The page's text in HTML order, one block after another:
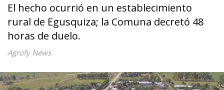
El hecho ocurrió en un establecimiento
rural de Egusquiza; la Comuna decretó 48
horas de duelo.
Agrofy News